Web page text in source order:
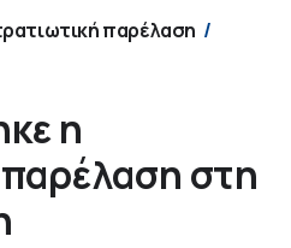
παρέλαση
η
στη